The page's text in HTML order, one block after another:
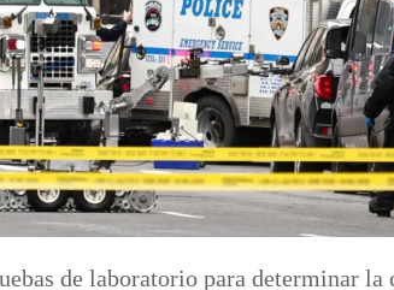
de laboratorio para determinar